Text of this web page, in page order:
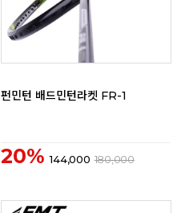
펀민턴 배드민턴라켓 FR-1
20% 144,000 180,000